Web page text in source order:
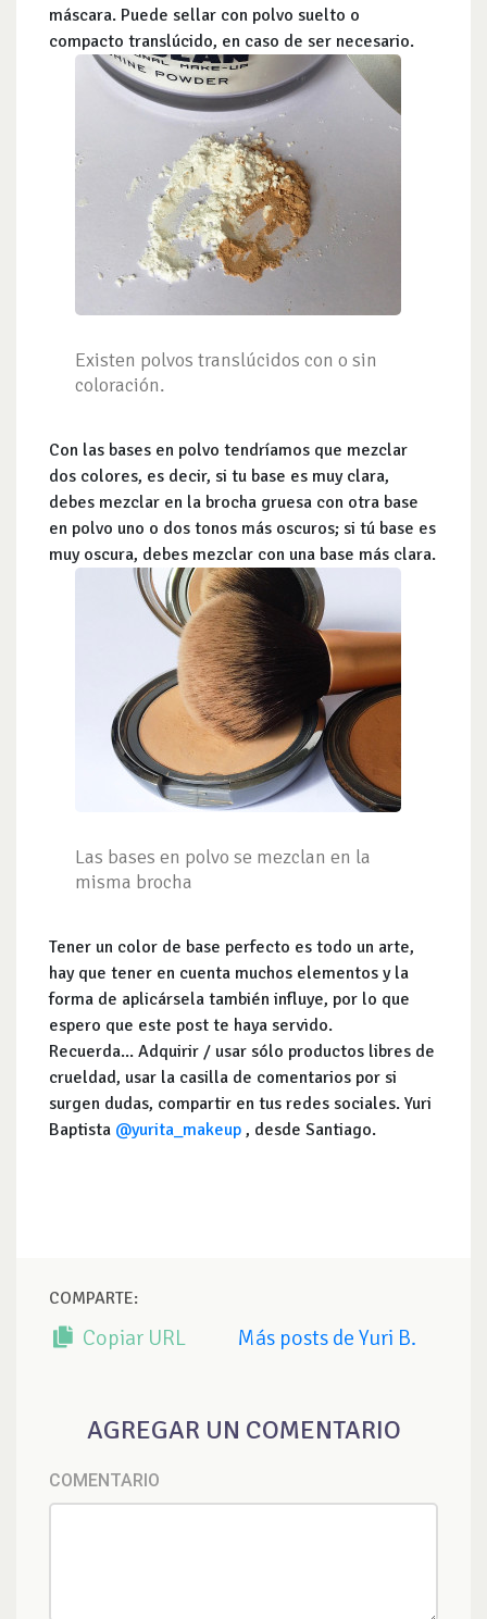
máscara. Puede sellar con polvo suelto o
compacto translúcido, en caso de ser necesario.
Existen polvos translúcidos con o sin
coloración.
Con las bases en polvo tendríamos que mezclar
dos colores, es decir, si tu base es muy clara,
debes mezclar en la brocha gruesa con otra base
en polvo uno o dos tonos más oscuros; si tú base es
muy oscura, debes mezclar con una base más clara.
Las bases en polvo se mezclan en la
misma brocha
Tener un color de base perfecto es todo un arte,
hay que tener en cuenta muchos elementos y la
forma de aplicársela también influye, por lo que
espero que este post te haya servido.
Recuerda... Adquirir / usar sólo productos libres de
crueldad, usar la casilla de comentarios por si
surgen dudas, compartir en tus redes sociales. Yuri
Baptista @yurita_makeup , desde Santiago.
COMPARTE:
Copiar URL Más posts de Yuri B.
AGREGAR UN COMENTARIO
COMENTARIO